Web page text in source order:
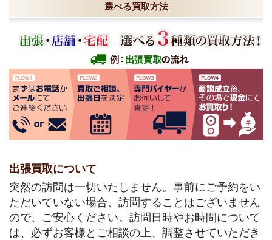
選べる買取方法
出張買取について
突然の訪問は一切いたしません。事前にご予約をい
ただいていない場合、訪問することはございません
ので、ご安心ください。訪問日時やお時間について
は、必ずお客様とご相談の上、調整させていただき